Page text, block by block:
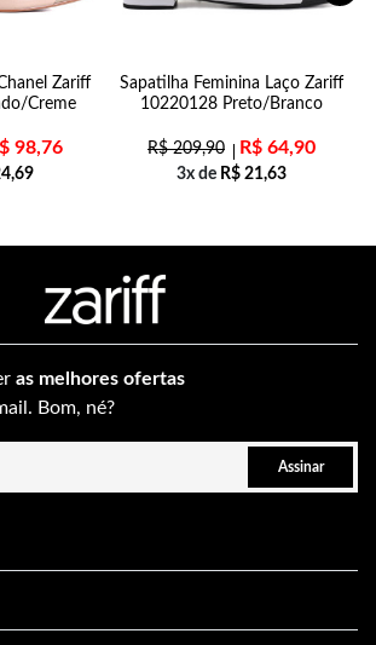
Zariff
Creme
98,76
Sapatilha Feminina Laço Zariff
10220128 Preto/Branco
R$209,90 R$ 64,90
3x de R$ 21,63
as melhores ofertas
Bom, né?
Assinar